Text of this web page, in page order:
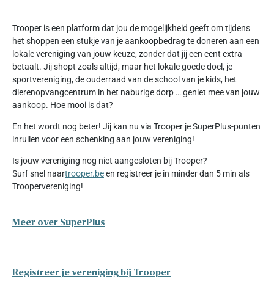
Trooper is een platform dat jou de mogelijkheid geeft om tijdens
het shoppen een stukje van je aankoopbedrag te doneren aan een
lokale vereniging van jouw keuze, zonder dat jij een cent extra
betaalt. Jij shopt zoals altijd, maar het lokale goede doel, je
sportvereniging, de ouderraad van de school van je kids, het
dierenopvangcentrum in het naburige dorp … geniet mee van jouw
aankoop. Hoe mooi is dat?
En het wordt nog beter! Jij kan nu via Trooper je SuperPlus-punten
inruilen voor een schenking aan jouw vereniging!
Is jouw vereniging nog niet aangesloten bij Trooper?
Surf snel naartrooper.been registreer je in minder dan 5 min als
Troopervereniging!
Meer over SuperPlus
Registreer je vereniging bij Trooper